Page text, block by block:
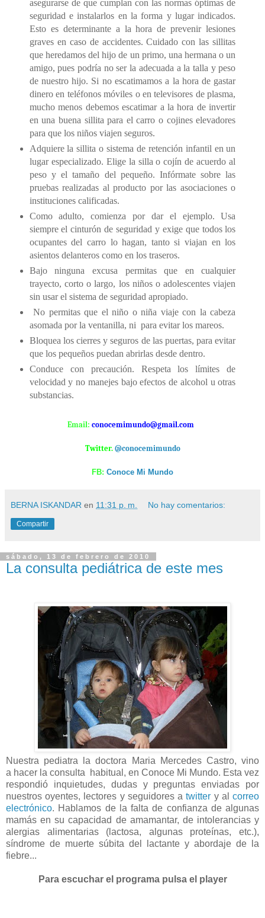
asegurarse de que cumplan con las normas óptimas de
seguridad e instalarlos en la forma y lugar indicados.
Esto es determinante a la hora de prevenir lesiones
graves en caso de accidentes. Cuidado con las sillitas
que heredamos del hijo de un primo, una hermana o un
amigo, pues podría no ser la adecuada a la talla y peso
de nuestro hijo. Si no escatimamos a la hora de gastar
dinero en teléfonos móviles o en televisores de plasma,
mucho menos debemos escatimar a la hora de invertir
en una buena sillita para el carro o cojines elevadores
para que los niños viajen seguros.
Adquiere la sillita o sistema de retención infantil en un
lugar especializado. Elige la silla o cojín de acuerdo al
peso y el tamaño del pequeño. Infórmate sobre las
pruebas realizadas al producto por las asociaciones o
instituciones calificadas.
Como adulto, comienza por dar el ejemplo. Usa
siempre el cinturón de seguridad y exige que todos los
ocupantes del carro lo hagan, tanto si viajan en los
asientos delanteros como en los traseros.
Bajo ninguna excusa permitas que en cualquier
trayecto, corto o largo, los niños o adolescentes viajen
sin usar el sistema de seguridad apropiado.
No permitas que el niño o niña viaje con la cabeza
asomada por la ventanilla, ni para evitar los mareos.
Bloquea los cierres y seguros de las puertas, para evitar
que los pequeños puedan abrirlas desde dentro.
Conduce con precaución. Respeta los límites de
velocidad y no manejes bajo efectos de alcohol u otras
substancias.
Email: conocemimundo@gmail.com
Twitter. @conocemimundo
FB: Conoce Mi Mundo
BERNA ISKANDAR en 11:31 p. m. No hay comentarios:
Compartir
sábado, 13 de febrero de 2010
La consulta pediátrica de este mes
Nuestra pediatra la doctora Maria Mercedes Castro, vino
a hacer la consulta habitual, en Conoce Mi Mundo. Esta vez
respondió inquietudes, dudas y preguntas enviadas por
nuestros oyentes, lectores y seguidores atwitter y alcorreo
electrónico. Hablamos de la falta de confianza de algunas
mamás en su capacidad de amamantar, de intolerancias y
alergias alimentarias (lactosa, algunas proteínas, etc.),
síndrome de muerte súbita del lactante y abordaje de la
fiebre...
Para escuchar el programa pulsa el player